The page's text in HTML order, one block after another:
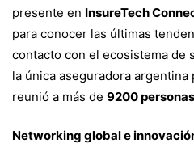
insurtech
en
Las
presente en InsureTech
para conocer las últimas
contacto con el ecosistema de
la única aseguradora
reunió a más de 9200
Networking global e